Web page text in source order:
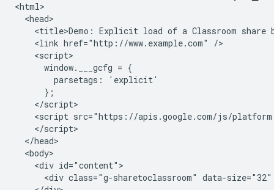
<html>
  <head>
<title>Demo: Explicit load of a Classroom share
    <link href="http://www.example.com" />
    <script>
      window.___gcfg = {
        parsetags: 'explicit'
      };
    </script>
<script src="https://apis.google.com/js/
    </script>
  </head>
  <body>
    <div id="content">
<div class="g-sharetoclassroom" data-